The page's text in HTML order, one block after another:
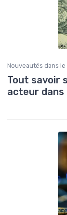
Nouveautés dans
Tout savoir
acteur dans